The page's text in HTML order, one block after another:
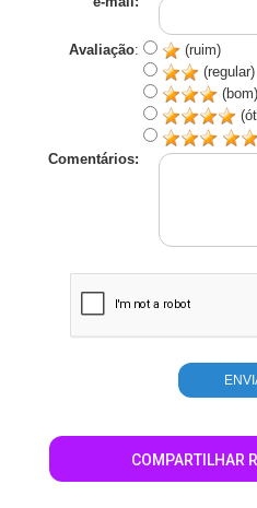
Avaliação:
(ruim)
(regular)
(bom)
Comentários:
COMPARTILHAR